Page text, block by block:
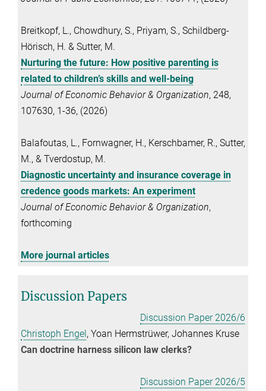
Breitkopf, L., Chowdhury, S., Priyam, S., Schildberg-
Hörisch, H. & Sutter, M.
Nurturing the future: How positive parenting is
related to children’s skills and well-being
Journal of Economic Behavior & Organization, 248,
107630, 1-36, (2026)
Balafoutas, L., Fornwagner, H., Kerschbamer, R., Sutter,
M., & Tverdostup, M.
Diagnostic uncertainty and insurance coverage in
credence goods markets: An experiment
Journal of Economic Behavior & Organization,
forthcoming
More journal articles
Discussion Papers
Discussion Paper 2026/6
Christoph Engel, Yoan Hermstrüwer, Johannes Kruse
Can doctrine harness silicon law clerks?
Discussion Paper 2026/5